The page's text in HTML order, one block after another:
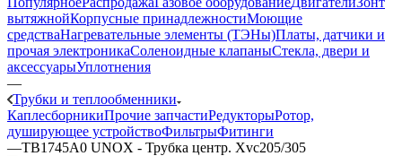
вытяжнойКорпусные принадлежностиМоющие
средстваНагревательные элементы (ТЭНы)Платы, датчики и
прочая электроникаСоленоидные клапаныСтекла, двери и
аксессуарыУплотнения
—
Трубки и теплообменники
КаплесборникиПрочие запчастиРедукторыРотор,
душирующее устройствоФильтрыФитинги
—TB1745A0 UNOX - Трубка центр. Xvc205/305